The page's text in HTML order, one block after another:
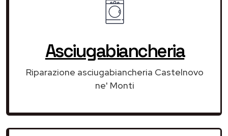
Asciugabiancheria
Riparazione asciugabiancheria Castelnovo
ne' Monti